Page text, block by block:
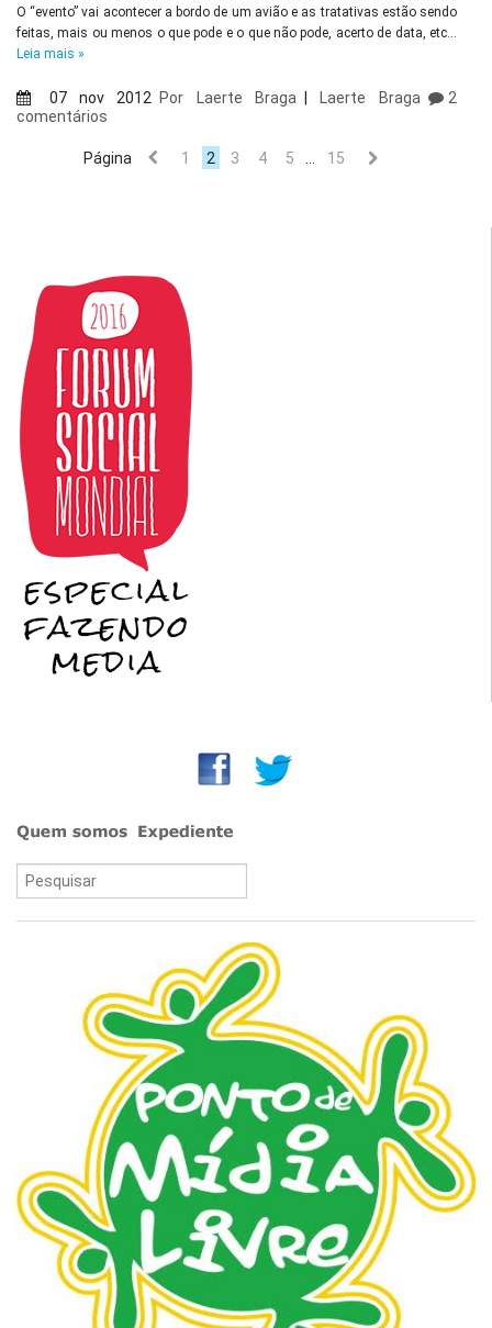
O “evento” vai acontecer a bordo de um avião e as tratativas estão sendo
feitas, mais ou menos o que pode e o que não pode, acerto de data, etc…
Leia mais »
07 nov 2012 Por Laerte Braga |Laerte Braga
2
comentários
Página 1 2 3 4 5 15